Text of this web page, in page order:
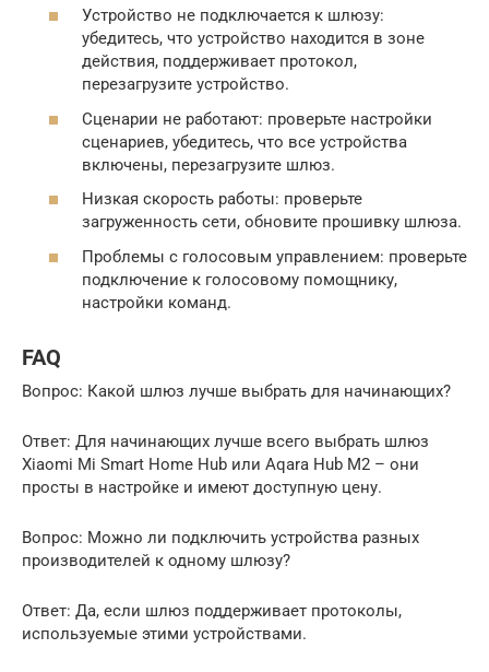
Устройство не подключается к шлюзу:
убедитесь, что устройство находится в зоне
действия, поддерживает протокол,
перезагрузите устройство.
Сценарии не работают: проверьте настройки
сценариев, убедитесь, что все устройства
включены, перезагрузите шлюз.
Низкая скорость работы: проверьте
загруженность сети, обновите прошивку шлюза.
Проблемы с голосовым управлением: проверьте
подключение к голосовому помощнику,
настройки команд.
FAQ
Вопрос: Какой шлюз лучше выбрать для начинающих?
Ответ: Для начинающих лучше всего выбрать шлюз
Xiaomi Mi Smart Home Hub или Aqara Hub M2 – они
просты в настройке и имеют доступную цену.
Вопрос: Можно ли подключить устройства разных
производителей к одному шлюзу?
Ответ: Да, если шлюз поддерживает протоколы,
используемые этими устройствами.